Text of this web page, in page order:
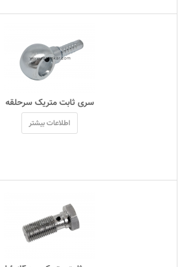
سری ثابت متریک سرحلقه
اطلاعات بیشتر